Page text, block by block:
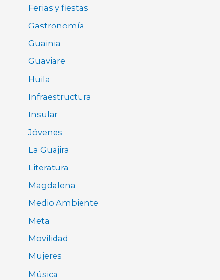
Ferias y fiestas
Gastronomía
Guainía
Guaviare
Huila
Infraestructura
Insular
Jóvenes
La Guajira
Literatura
Magdalena
Medio Ambiente
Meta
Movilidad
Mujeres
Música